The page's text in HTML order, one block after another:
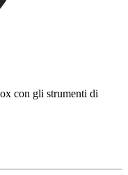
con gli strumenti di